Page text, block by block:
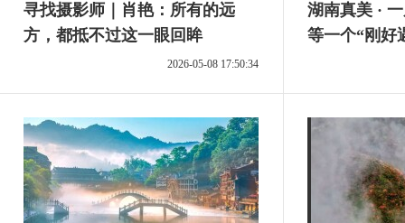
寻找摄影师｜肖艳：所有的远
方，都抵不过这一眼回眸
2026-05-08 17:50:34
湖南真美 ·
等一个“刚好